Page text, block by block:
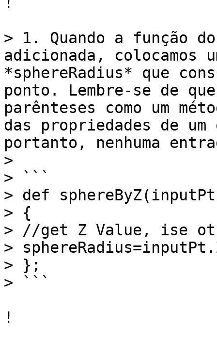
> 1. Quando a função
adicionada, colocamos
*sphereRadius* que
ponto. Lembre-se de
parênteses como um
das propriedades de
portanto, nenhuma
>
> ```
> def
> {
> //get Z Value, ise
>
> };
> ```
!